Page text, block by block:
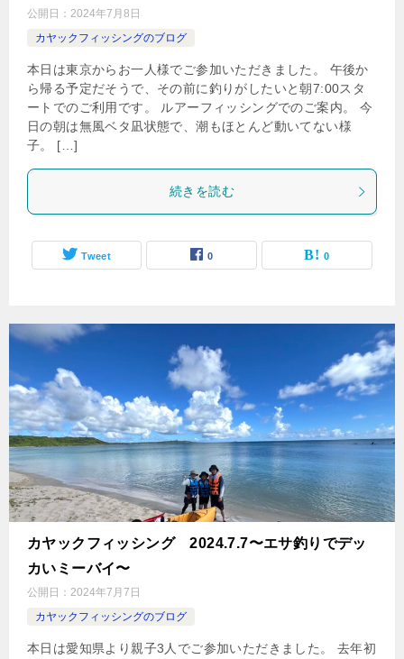
公開日： 2024年7月8日
カヤックフィッシングのブログ
本日は東京からお一人様でご参加いただきました。 午後か
ら帰る予定だそうで、その前に釣りがしたいと朝7:00スタ
ートでのご利用です。 ルアーフィッシングでのご案内。 今
日の朝は無風ベタ凪状態で、潮もほとんど動いてない様
子。 […]
続きを読む
Tweet 0 0
カヤックフィッシング 2024.7.7〜エサ釣りでデッ
カいミーバイ〜
公開日： 2024年7月7日
カヤックフィッシングのブログ
本日は愛知県より親子3人でご参加いただきました。 去年初